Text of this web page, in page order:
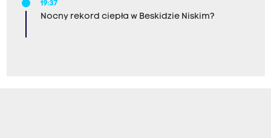
19:37
Nocny rekord ciepła w Beskidzie Niskim?